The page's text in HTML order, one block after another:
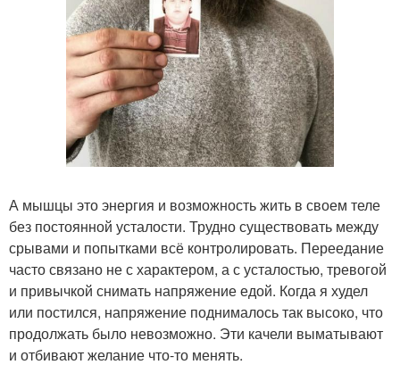
А мышцы это энергия и возможность жить в своем теле
без постоянной усталости. Трудно существовать между
срывами и попытками всё контролировать. Переедание
часто связано не с характером, а с усталостью, тревогой
и привычкой снимать напряжение едой. Когда я худел
или постился, напряжение поднималось так высоко, что
продолжать было невозможно. Эти качели выматывают
и отбивают желание что-то менять.